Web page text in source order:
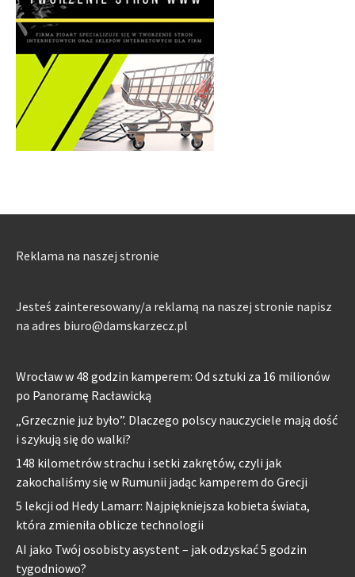
Reklama na naszej stronie
Jesteś zainteresowany/a reklamą na naszej stronie napisz
na adres biuro@damskarzecz.pl
Wrocław w 48 godzin kamperem: Od sztuki za 16 milionów
po Panoramę Racławicką
„Grzecznie już było”. Dlaczego polscy nauczyciele mają dość
i szykują się do walki?
148 kilometrów strachu i setki zakrętów, czyli jak
zakochaliśmy się w Rumunii jadąc kamperem do Grecji
5 lekcji od Hedy Lamarr: Najpiękniejsza kobieta świata,
która zmieniła oblicze technologii
AI jako Twój osobisty asystent – jak odzyskać 5 godzin
tygodniowo?